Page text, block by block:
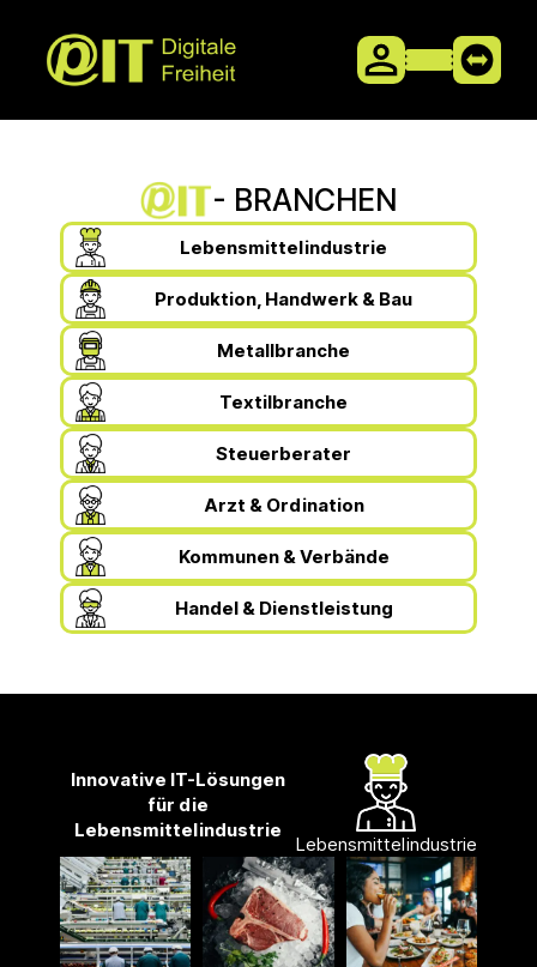
- BRANCHEN
Lebensmittelindustrie
Produktion, Handwerk & Bau
Metallbranche
Textilbranche
Steuerberater
Arzt & Ordination
Kommunen & Verbände
Handel & Dienstleistung
Innovative IT-Lösungen
für die
Lebensmittelindustrie
Lebensmittelindustrie